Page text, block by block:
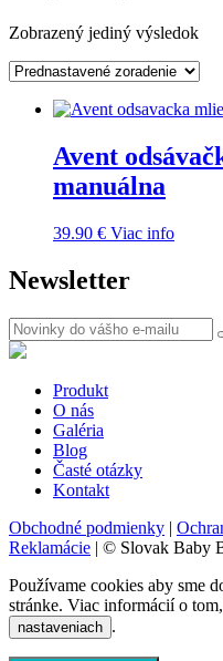
Zobrazený jediný výsledok
Avent
manuálna
39.90 € Viac info
Newsletter
Produkt
O nás
Galéria
Blog
Časté otázky
Kontakt
Obchodné podmienky |
Reklamácie | © Slovak Baby
Používame cookies aby sme
stránke. Viac informácií o
nastaveniach .